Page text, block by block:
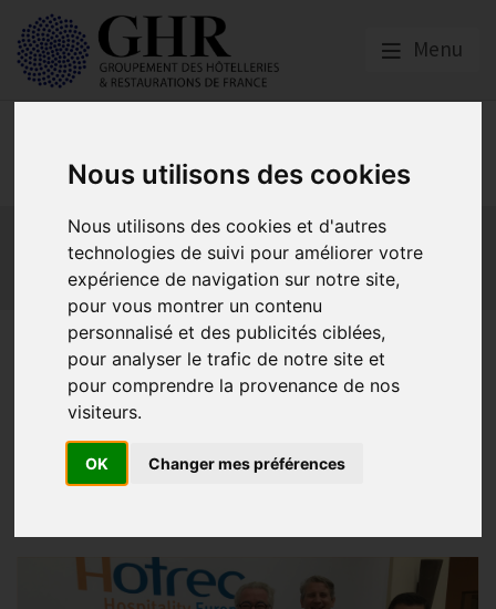
Nous utilisons des cookies
Nous utilisons des cookies et d'autres
technologies de suivi pour améliorer votre
expérience de navigation sur notre site,
pour vous montrer un contenu
personnalisé et des publicités ciblées,
pour analyser le trafic de notre site et
pour comprendre la provenance de nos
visiteurs.
OK Changer mes préférences
Menu
Europe & Numérique
Actualités
Plateformes en ligne
Economie collaborative
Innovation et digitalisation
Mon Parc Num
Informatique Europe
L’équipe de France des CHR
réélue à l’HOTREC
HOTREC